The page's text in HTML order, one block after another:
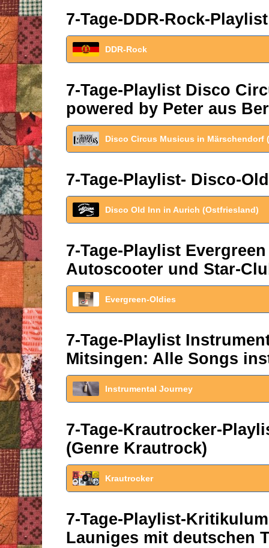
7-Tage-DDR-Rock-
DDR-Rock
7-Tage-Playlist Disco
powered by Peter aus
Disco Circus Musicus in Märschendorf
7-Tage-Playlist- Disco-
Disco Old Inn in Aurich (Ostfriesland)
7-Tage-Playlist
Autoscooter und Star-
Evergreen-Oldies
7-Tage-Playlist
Mitsingen: Alle Songs
Instrumental Journey
7-Tage-Krautrocker-
(Genre Krautrock)
Krautrocker
7-Tage-Playlist-
Launiges mit deutschen